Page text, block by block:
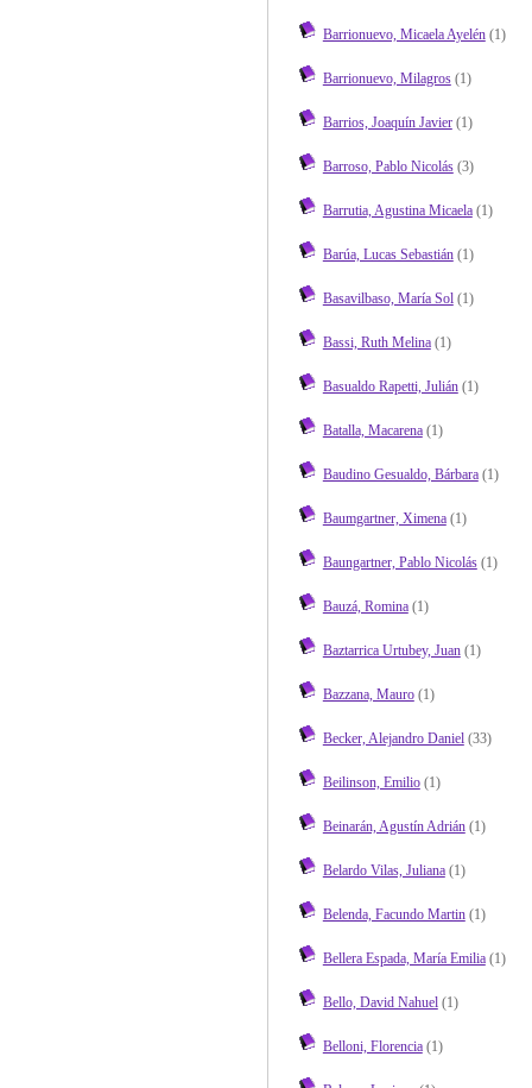
Barrionuevo, Micaela Ayelén(1)
Barrionuevo, Milagros(1)
Barrios, Joaquín Javier(1)
Barroso, Pablo Nicolás(3)
Barrutia, Agustina Micaela(1)
Barúa, Lucas Sebastián(1)
Basavilbaso, María Sol(1)
Bassi, Ruth Melina(1)
Basualdo Rapetti, Julián(1)
Batalla, Macarena(1)
Baudino Gesualdo, Bárbara(1)
Baumgartner, Ximena(1)
Baungartner, Pablo Nicolás(1)
Bauzá, Romina(1)
Baztarrica Urtubey, Juan(1)
Bazzana, Mauro(1)
Becker, Alejandro Daniel(33)
Beilinson, Emilio(1)
Beinarán, Agustín Adrián(1)
Belardo Vilas, Juliana(1)
Belenda, Facundo Martin(1)
Bellera Espada, María Emilia(1)
Bello, David Nahuel(1)
Belloni, Florencia(1)